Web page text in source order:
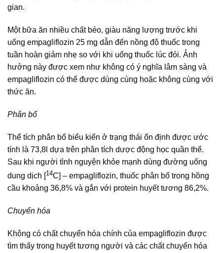
gian.
Một bữa ăn nhiều chất béo, giàu năng lượng trước khi
uống empagliflozin 25 mg dẫn đến nồng độ thuốc trong
tuần hoàn giảm nhẹ so với khi uống thuốc lúc đói. Ảnh
hưởng này được xem như không có ý nghĩa lâm sàng và
empagliflozin có thể được dùng cùng hoặc không cùng với
thức ăn.
Phân bố
Thể tích phân bố biểu kiến ở trạng thái ổn định được ước
tính là 73,8l dựa trên phân tích dược động học quần thể.
Sau khi người tình nguyện khỏe mạnh dùng đường uống
dung dịch [14C] – empagliflozin, thuốc phân bố trong hồng
cầu khoảng 36,8% và gắn với protein huyết tương 86,2%.
Chuyển hóa
Không có chất chuyển hóa chính của empagliflozin được
tìm thấy trong huyết tương người và các chất chuyển hóa